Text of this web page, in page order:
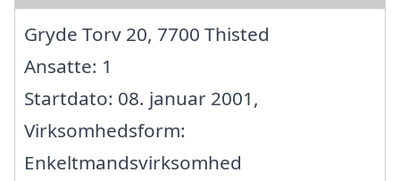
Gryde Torv 20, 7700 Thisted
Ansatte: 1
Startdato: 08. januar 2001,
Virksomhedsform:
Enkeltmandsvirksomhed